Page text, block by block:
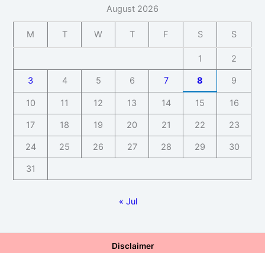
August 2026
M T W T F S S
1 2
3 4 5 6 7 8 9
10 11 12 13 14 15 16
17 18 19 20 21 22 23
24 25 26 27 28 29 30
31
« Jul
Disclaimer